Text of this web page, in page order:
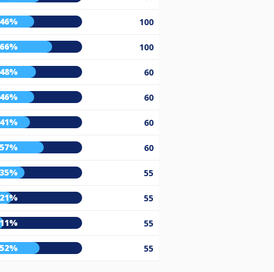
46% 100
66% 100
48% 60
46% 60
41% 60
57% 60
35% 55
21% 55
11% 55
52% 55